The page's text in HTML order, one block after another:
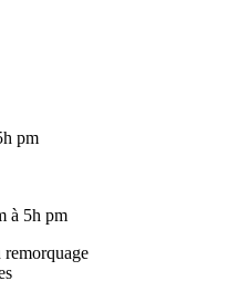
pm
à 5h pm